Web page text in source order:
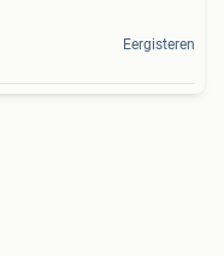
Eergisteren